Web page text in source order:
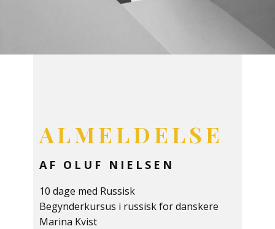
ALMELDELSE
AF OLUF NIELSEN
10 dage med Russisk
Begynderkursus i russisk for danskere
Marina Kvist